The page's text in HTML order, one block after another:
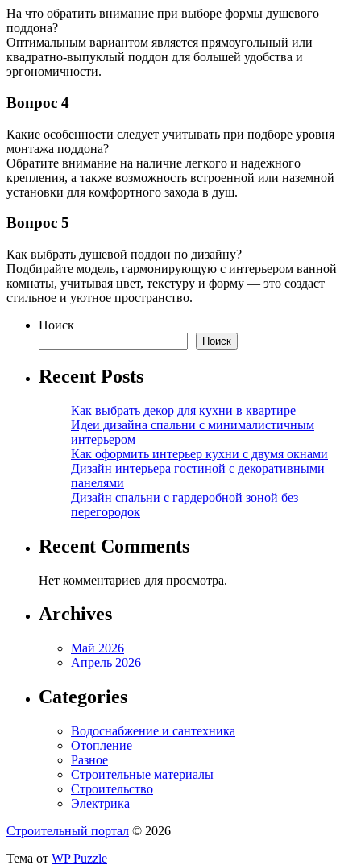
На что обратить внимание при выборе формы душевого
поддона?
Оптимальным вариантом является прямоугольный или
квадратно-выпуклый поддон для большей удобства и
эргономичности.
Вопрос 4
Какие особенности следует учитывать при подборе уровня
монтажа поддона?
Обратите внимание на наличие легкого и надежного
крепления, а также возможность встроенной или наземной
установки для комфортного захода в душ.
Вопрос 5
Как выбрать душевой поддон по дизайну?
Подбирайте модель, гармонирующую с интерьером ванной
комнаты, учитывая цвет, текстуру и форму — это создаст
стильное и уютное пространство.
Поиск
Поиск
Recent Posts
Как выбрать декор для кухни в квартире
Идеи дизайна спальни с минималистичным
интерьером
Как оформить интерьер кухни с двумя окнами
Дизайн интерьера гостиной с декоративными
панелями
Дизайн спальни с гардеробной зоной без
перегородок
Recent Comments
Нет комментариев для просмотра.
Archives
Май 2026
Апрель 2026
Categories
Водоснабжение и сантехника
Отопление
Разное
Строительные материалы
Строительство
Электрика
Строительный портал © 2026
Тема от WP Puzzle